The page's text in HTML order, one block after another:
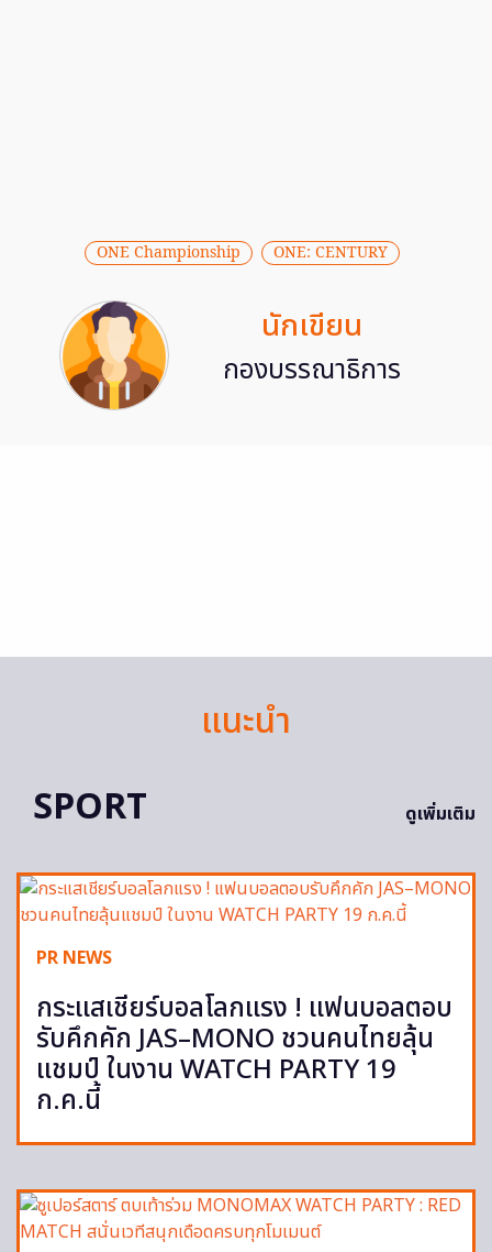
ONE Championship ONE: CENTURY
นักเขียน
กองบรรณาธิการ
แนะนำ
SPORT
ดูเพิ่มเติม
PR NEWS
กระแสเชียร์บอลโลกแรง ! แฟนบอลตอบ
รับคึกคัก JAS–MONO ชวนคนไทยลุ้น
แชมป์ ในงาน WATCH PARTY 19
ก.ค.นี้